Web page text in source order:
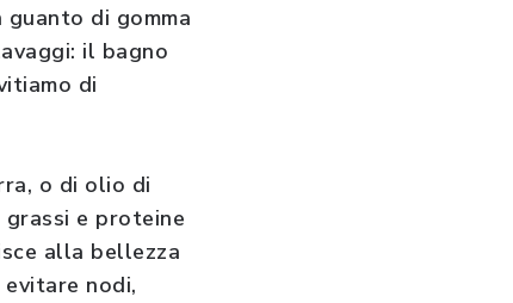
di gomma
il bagno
di
o di olio di
grassi e proteine
alla bellezza
nodi,